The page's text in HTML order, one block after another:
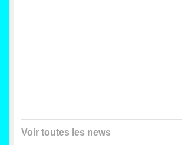
Voir toutes les news